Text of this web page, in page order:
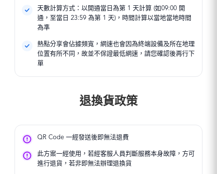
天數計算方式：以開通當日為第 1 天計算 (如09:00 開
通，至當日 23:59 為第 1 天)，時間計算以當地當地時間
為準
熱點分享會佔據頻寬，網速也會因為終端設備及所在地理
位置有所不同，故並不保證最低網速，請您確認後再行下
單
退換貨政策
QR Code 一經發送後即無法退費
此方案一經使用，若經客服人員判斷服務本身故障，方可
進行退貨，若非即無法辦理退換貨